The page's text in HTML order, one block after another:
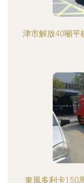
津市解放40噸平
東風多利卡150